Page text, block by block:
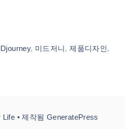
, 미드저니,제품디자인,
Life • 제작됨 GeneratePress